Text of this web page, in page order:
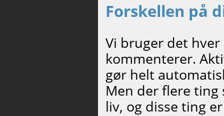
Forskellen på
Vi bruger det
kommenterer.
gør helt
Men der flere
liv, og disse ting